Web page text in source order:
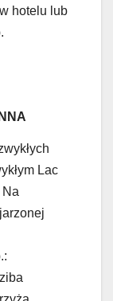
hotelu lub
Lac